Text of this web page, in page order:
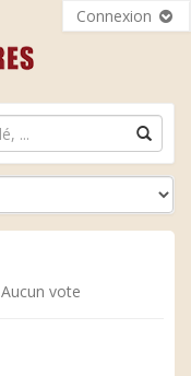
Connexion
Aucun vote